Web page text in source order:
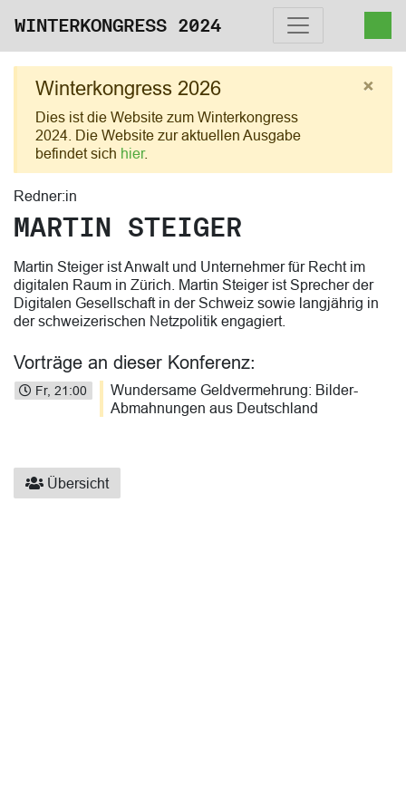
WINTERKONGRESS 2024
Winterkongress 2026
Dies ist die Website zum Winterkongress
2024. Die Website zur aktuellen Ausgabe
befindet sich hier.
×
Redner:in
MARTIN STEIGER
Martin Steiger ist Anwalt und Unternehmer für Recht im
digitalen Raum in Zürich. Martin Steiger ist Sprecher der
Digitalen Gesellschaft in der Schweiz sowie langjährig in
der schweizerischen Netzpolitik engagiert.
Vorträge an dieser Konferenz:
Fr, 21:00
Wundersame Geldvermehrung: Bilder-
Abmahnungen aus Deutschland
Übersicht